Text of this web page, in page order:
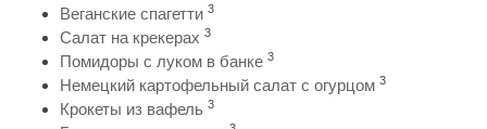
Веганские спагетти 3
Салат на крекерах 3
Помидоры с луком в банке 3
Немецкий картофельный салат с огурцом 3
Крокеты из вафель 3